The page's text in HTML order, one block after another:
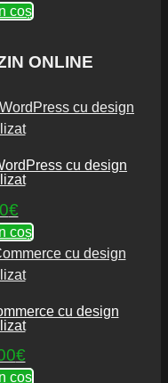
coș
ONLINE
cu design
€
coș
cu design
€
coș